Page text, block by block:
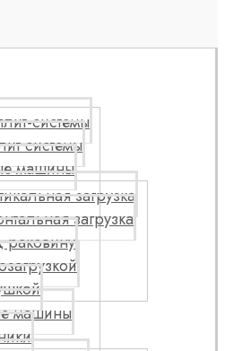
системы
системы
машины
загрузка
загрузка
машины